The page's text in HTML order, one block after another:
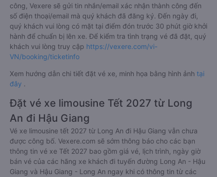
công, Vexere sẽ gửi tin nhắn/email xác nhận thành công đến
số điện thoại/email mà quý khách đã đăng ký. Đến ngày đi,
quý khách vui lòng có mặt tại điểm đón trước 30 phút giờ khởi
hành để chuẩn bị lên xe. Để kiểm tra tình trạng vé đã đặt, quý
khách vui lòng truy cập https://vexere.com/vi-
VN/booking/ticketinfo
Xem hướng dẫn chi tiết đặt vé xe, minh họa bằng hình ảnh tại
đây .
Đặt vé xe limousine Tết 2027 từ Long
An đi Hậu Giang
Vé xe limousine tết 2027 từ Long An đi Hậu Giang vẫn chưa
được công bố. Vexere.com sẽ sớm thông báo cho các bạn
thông tin vé xe Tết 2027 bao gồm giá vé, lịch trình, ngày giờ
bán vé của các hãng xe khách đi tuyến đường Long An - Hậu
Giang và Hậu Giang - Long An ngay khi có thông tin từ các